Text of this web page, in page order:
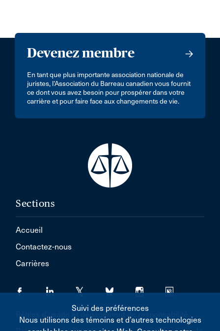
Priddis Greens
Qu
RICHMOND
Rivière-Du-Loup
SAINT-HUBERT
Saint-André
San Francisco
Devenez membre
En tant que plus importante association nationale de
juristes, l’Association du Barreau canadien vous fournit
ce dont vous avez besoin pour prospérer dans votre
carrière et pour faire face aux changements de vie.
Sections
Accueil
Contactez-nous
Carrières
Règles d'usage et dégagement de responsabilité
Suivi des préférences
Nous utilisons des témoins et d’autres technologies